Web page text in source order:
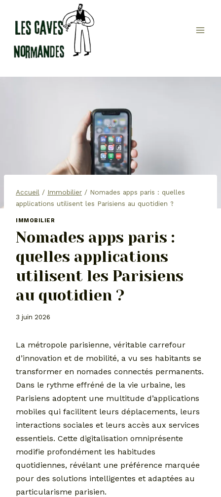
contenu
Accueil / Immobilier / Nomades apps paris : quelles
applications utilisent les Parisiens au quotidien ?
IMMOBILIER
Nomades apps paris :
quelles applications
utilisent les Parisiens
au quotidien ?
3 juin 2026
La métropole parisienne, véritable carrefour
d’innovation et de mobilité, a vu ses habitants se
transformer en nomades connectés permanents.
Dans le rythme effréné de la vie urbaine, les
Parisiens adoptent une multitude d’applications
mobiles qui facilitent leurs déplacements, leurs
interactions sociales et leurs accès aux services
essentiels. Cette digitalisation omniprésente
modifie profondément les habitudes
quotidiennes, révélant une préférence marquée
pour des solutions intelligentes et adaptées au
particularisme parisien.